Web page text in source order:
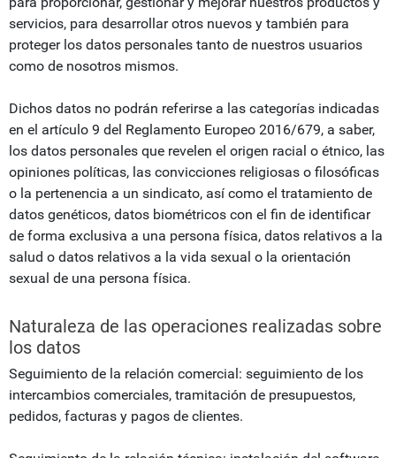
servicios, para desarrollar otros nuevos y también para
proteger los datos personales tanto de nuestros usuarios
como de nosotros mismos.
Dichos datos no podrán referirse a las categorías indicadas
en el artículo 9 del Reglamento Europeo 2016/679, a saber,
los datos personales que revelen el origen racial o étnico, las
opiniones políticas, las convicciones religiosas o filosóficas
o la pertenencia a un sindicato, así como el tratamiento de
datos genéticos, datos biométricos con el fin de identificar
de forma exclusiva a una persona física, datos relativos a la
salud o datos relativos a la vida sexual o la orientación
sexual de una persona física.
Naturaleza de las operaciones realizadas sobre
los datos
Seguimiento de la relación comercial: seguimiento de los
intercambios comerciales, tramitación de presupuestos,
pedidos, facturas y pagos de clientes.